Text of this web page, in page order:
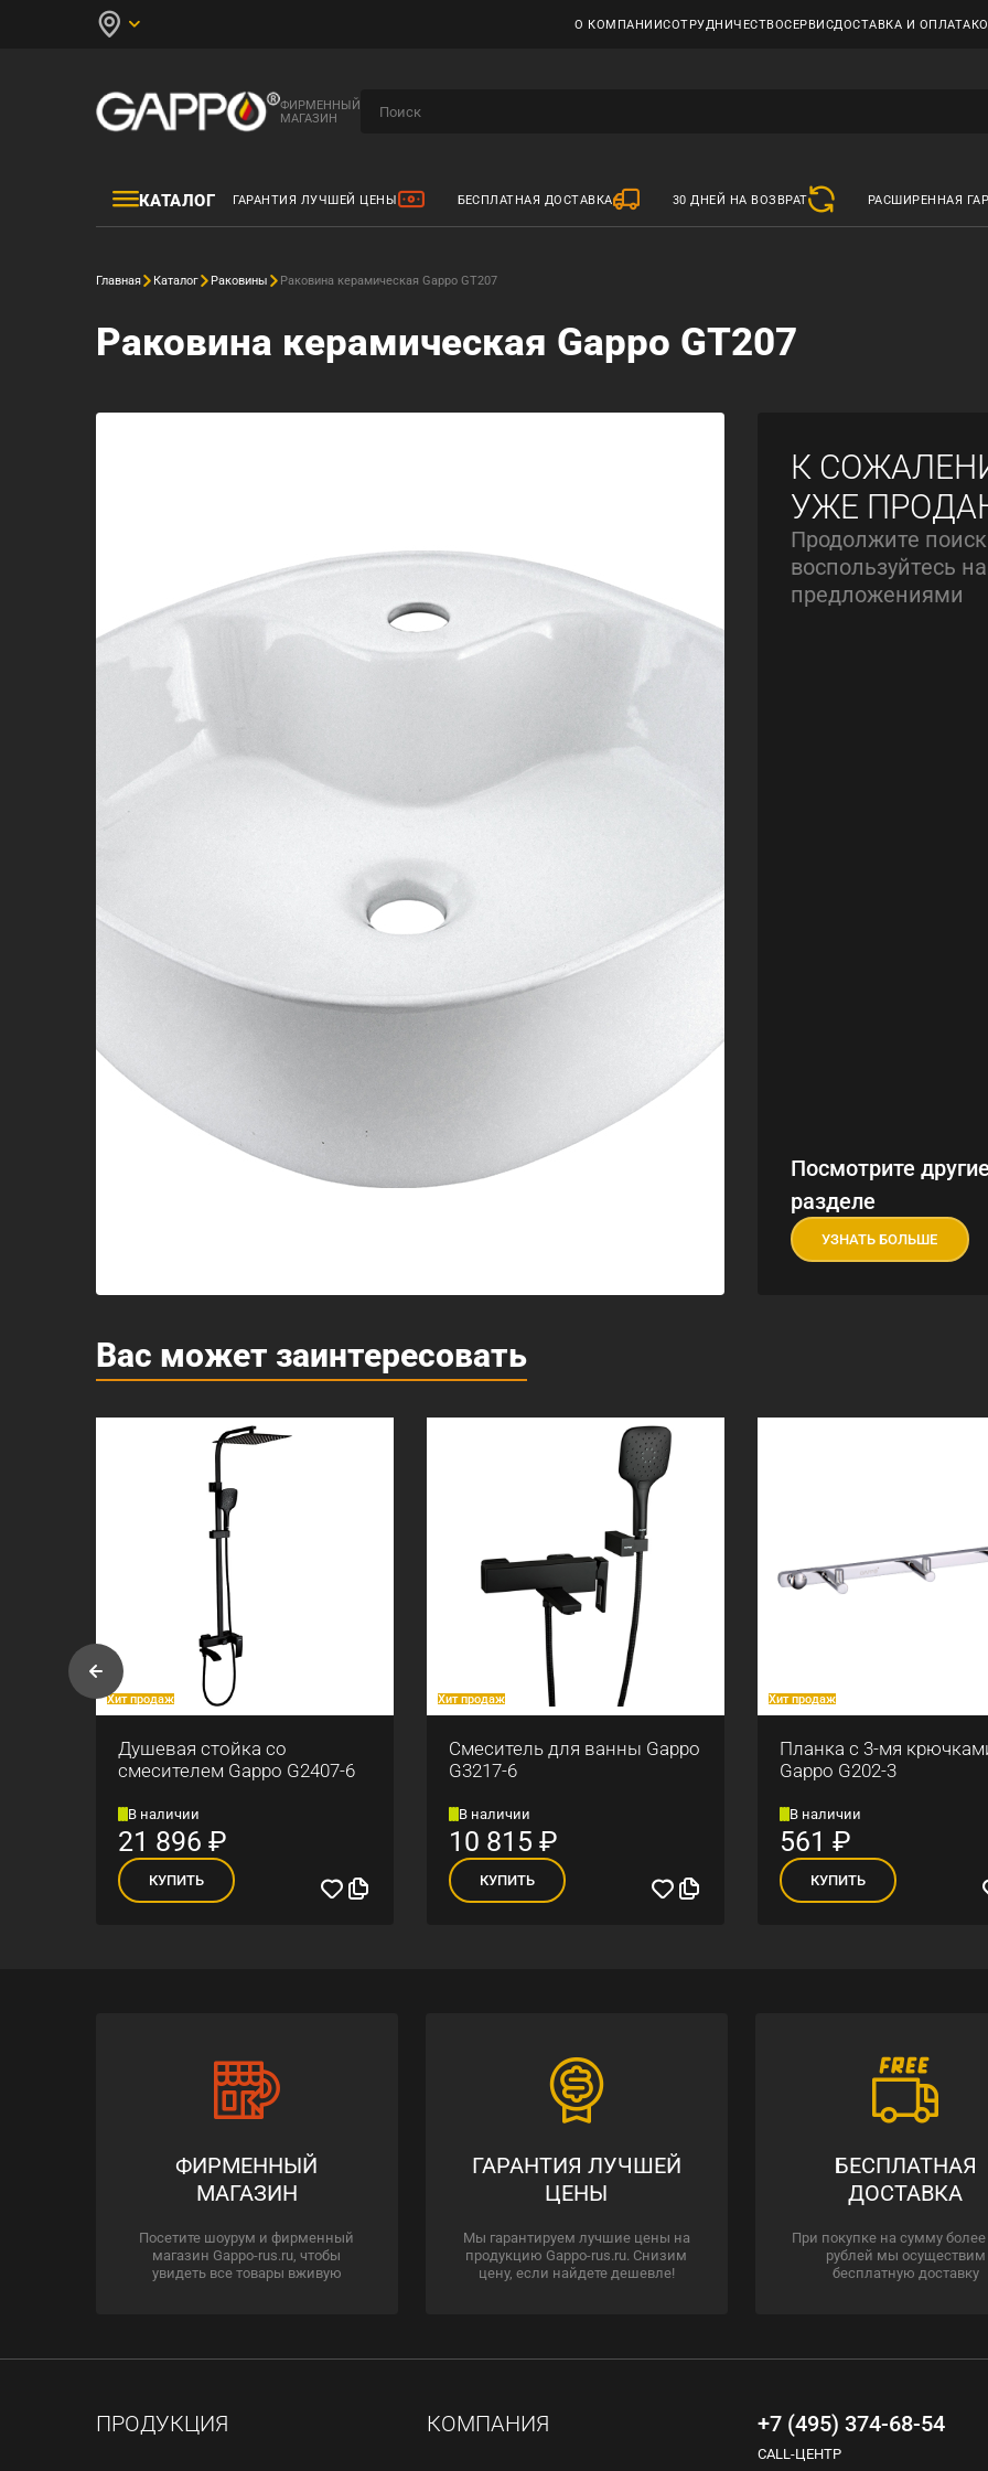
О КОМПАНИИСОТРУДНИЧЕСТВОСЕРВИСДОСТАВКА И ОПЛАТА
ФИРМЕННЫЙ
МАГАЗИН
КАТАЛОГ ГАРАНТИЯ ЛУЧШЕЙ ЦЕНЫ БЕСПЛАТНАЯ ДОСТАВКА 30 ДНЕЙ НА ВОЗВРАТ РАСШИРЕННАЯ
Главная Каталог Раковины Раковина керамическая Gappo GT207
Раковина керамическая Gappo GT207
К
УЖЕ
Продолжите
воспользуйтесь
предложениями
Посмотрите
разделе
УЗНАТЬ БОЛЬШЕ
Вас может заинтересовать
Хит продаж
Душевая стойка со
смесителем Gappo G2407-6
В наличии
21 896 ₽
КУПИТЬ
Хит продаж
Смеситель для ванны Gappo
G3217-6
В наличии
10 815 ₽
КУПИТЬ
Хит продаж
Планка с 3-мя
Gappo G202-3
В наличии
561 ₽
КУПИТЬ
ФИРМЕННЫЙ
МАГАЗИН
Посетите шоурум и фирменный
магазин Gappo-rus.ru, чтобы
увидеть все товары вживую
ГАРАНТИЯ ЛУЧШЕЙ
ЦЕНЫ
Мы гарантируем лучшие цены на
продукцию Gappo-rus.ru. Снизим
цену, если найдете дешевле!
БЕСПЛАТНАЯ
ДОСТАВКА
При покупке на сумму более
рублей мы осуществим
бесплатную доставку
ПРОДУКЦИЯ КОМПАНИЯ +7 (495) 374-68-54
CALL-ЦЕНТР